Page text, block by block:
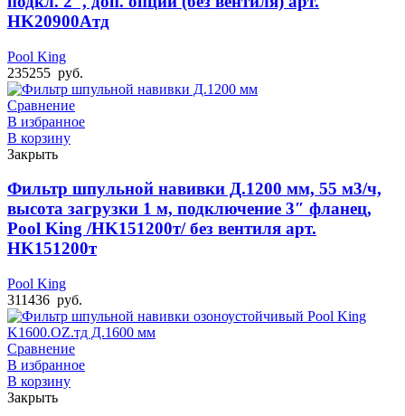
HK20900Aтд
Pool King
235255 руб.
Сравнение
В избранное
В корзину
Закрыть
Фильтр шпульной навивки Д.1200 мм, 55 м3/ч,
высота загрузки 1 м, подключение 3″ фланец,
Pool King /HK151200т/ без вентиля арт.
HK151200т
Pool King
311436 руб.
Сравнение
В избранное
В корзину
Закрыть